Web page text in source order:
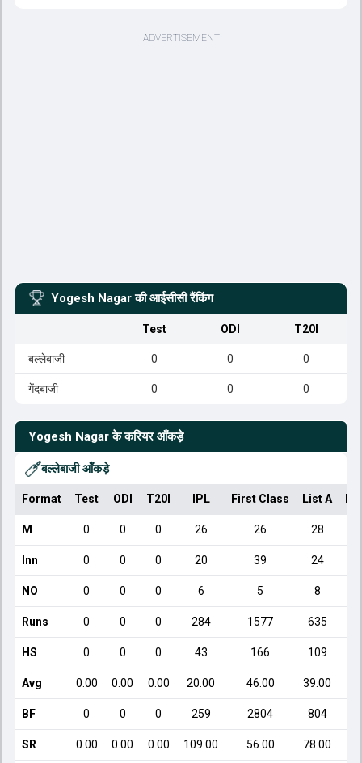
Yogesh Nagar की आईसीसी रैंकिंग
Test ODI T20I
बल्लेबाजी 0 0 0
गेंदबाजी 0 0 0
Yogesh Nagar के करियर आँकड़े
बल्लेबाजी आँकड़े
Format Test ODI T20I IPL First Class List A
M 0 0 0 26 26 28
Inn 0 0 0 20 39 24
NO 0 0 0 6 5 8
Runs 0 0 0 284 1577 635
HS 0 0 0 43 166 109
Avg 0.00 0.00 0.00 20.00 46.00 39.00
BF 0 0 0 259 2804 804
SR 0.00 0.00 0.00 109.00 56.00 78.00